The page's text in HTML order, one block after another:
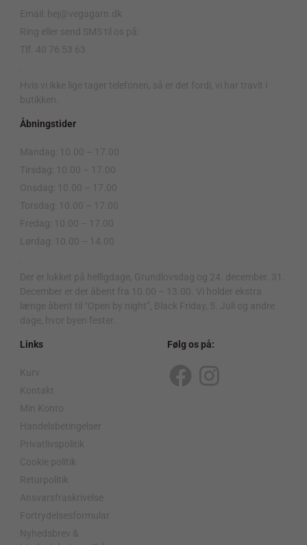
Email: hej@vegagarn.dk
Ring eller send SMS til os på:
Tlf. 40 76 53 63
Hvis vi ikke lige tager telefonen, så er det fordi, vi har travlt i
butikken.
Åbningstider
Mandag: 10.00 – 17.00
Tirsdag: 10.00 – 17.00
Onsdag: 10.00 – 17.00
Torsdag: 10.00 – 17.00
Fredag: 10.00 – 17.00
Lørdag: 10.00 – 14.00
Der er lukket på helligdage, Grundlovsdag og 24. december. 31.
December er der åbent fra 10.00 – 13.00. Vi holder ekstra
længe åbent til “Open by night”, Black Friday, 5. Juli og andre
dage, hvor byen fester.
Links
Kurv
Kontakt
Min Konto
Handelsbetingelser
Privatlivspolitik
Cookie politik
Returpolitik
Ansvarsfraskrivelse
Fortrydelsesformular
Nyhedsbrev &
Følg os på:
F
I